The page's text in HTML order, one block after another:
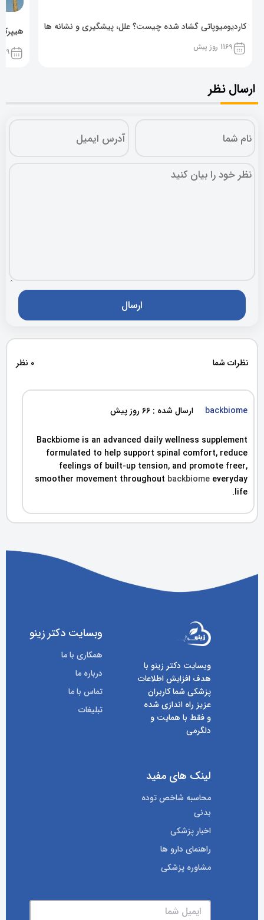
کاردیومیوپاتی گشاد شده چیست؟ علل، پیشگیری و نشانه ها
1169 روز پیش 1169
ارسال نظر
نظرات شما 0 نظر
backbiome ارسال شده : 66 روز پیش
Backbiome is an advanced daily wellness supplement
formulated to help support spinal comfort, reduce
feelings of built-up tension, and promote freer,
smoother movement throughout backbiome everyday
life.
وبسایت دکتر زینو با
هدف افزایش اطلاعات
پزشکی شما کاربران
عزیز راه اندازی شده
و فقط با همایت و
دلگرمی
وبسایت دکتر زینو
همکاری با ما
درباره ما
تماس با ما
تبلیغات
لینک های مفید
محاسبه شاخص توده
بدنی
اخبار پزشکی
راهنمای دارو ها
مشاوره پزشکی